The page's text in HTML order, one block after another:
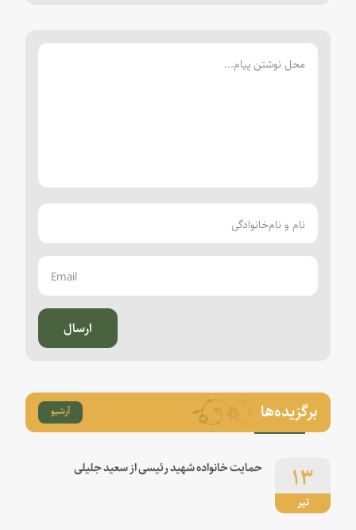
ارسال
برگزیده‌ها آرشیو
تیر
۱۳ حمایت خانواده شهید رئیسی از سعید جلیلی